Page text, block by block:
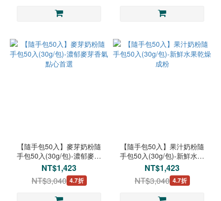
【隨手包50入】麥芽奶粉隨
手包50入(30g/包)-濃郁麥芽
香氣點心首選
NT$1,423
NT$3,040 4.7折
【隨手包50入】果汁奶粉隨
手包50入(30g/包)-新鮮水果
乾燥成粉
NT$1,423
NT$3,040 4.7折